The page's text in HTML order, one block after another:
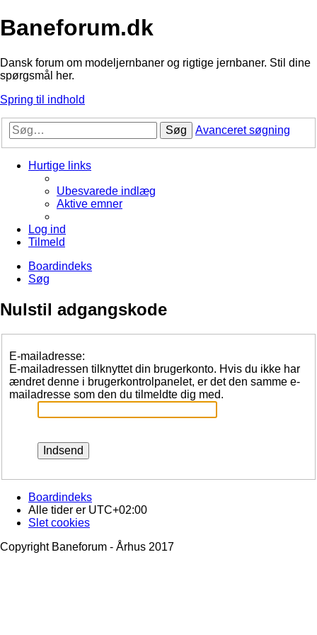
Baneforum.dk
Dansk forum om modeljernbaner og rigtige jernbaner. Stil dine
spørgsmål her.
Spring til indhold
Søg Avanceret søgning
Hurtige links
Ubesvarede indlæg
Aktive emner
Log ind
Tilmeld
Boardindeks
Søg
Nulstil adgangskode
E-mailadresse:
E-mailadressen tilknyttet din brugerkonto. Hvis du ikke har
ændret denne i brugerkontrolpanelet, er det den samme e-
mailadresse som den du tilmeldte dig med.
Boardindeks
Alle tider er UTC+02:00
Slet cookies
Copyright Baneforum - Århus 2017